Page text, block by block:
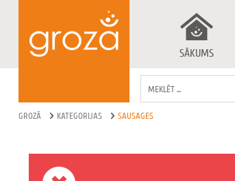
SĀKUMS
GROZĀ KATEGORIJAS SAUSAGES